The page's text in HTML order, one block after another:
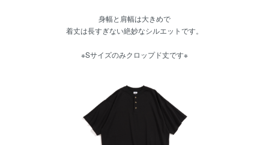
身幅と肩幅は大きめで
着丈は長すぎない絶妙なシルエットです。
※Sサイズのみクロップド丈です※